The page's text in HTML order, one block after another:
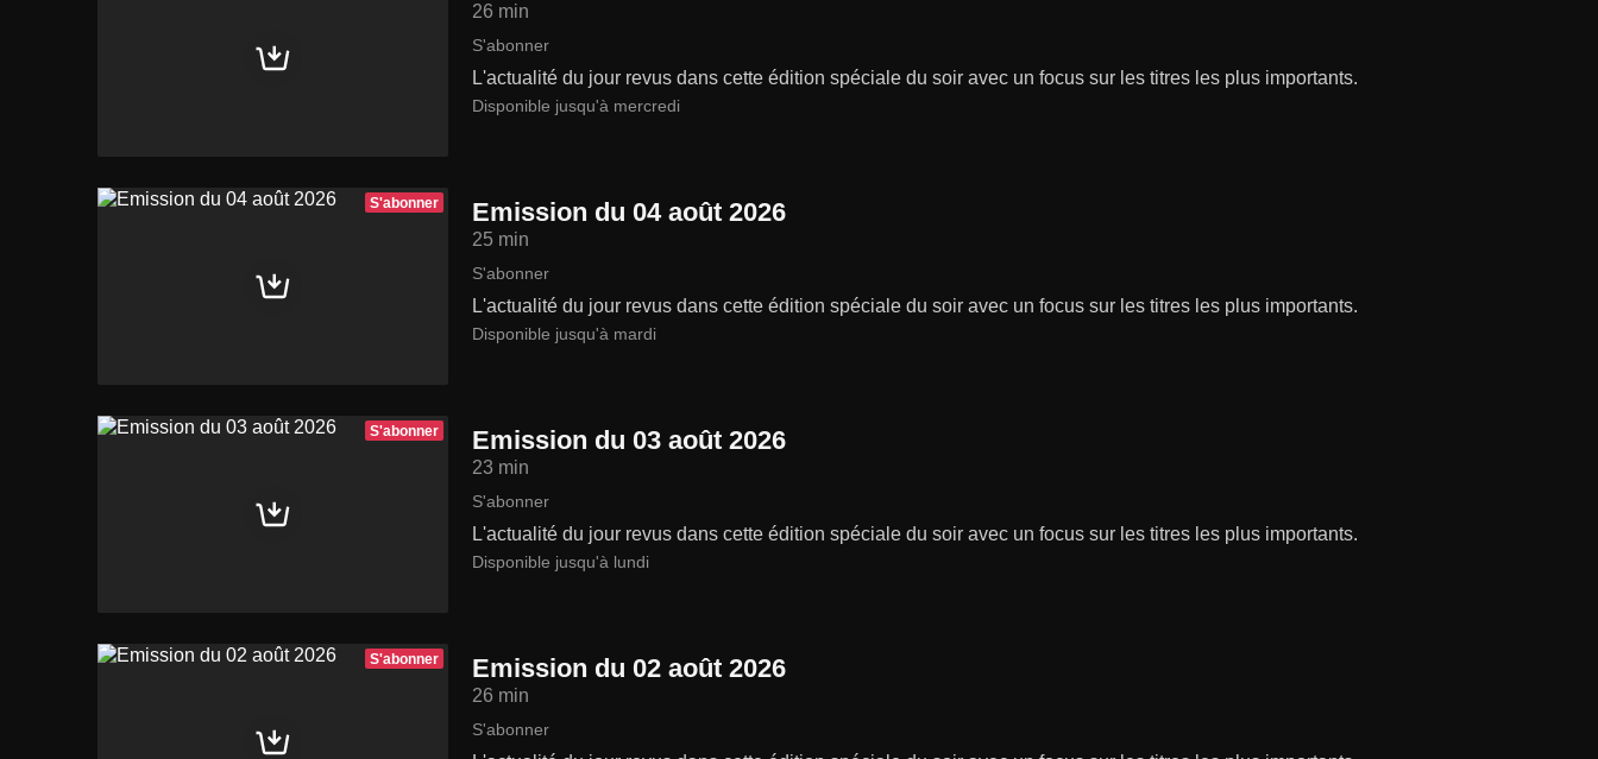
26 min
S'abonner
L'actualité du jour revus dans cette édition spéciale du soir avec un focus sur les titres les plus importants.
Disponible jusqu'à mercredi
S'abonner Emission du 04 août 2026
25 min
S'abonner
L'actualité du jour revus dans cette édition spéciale du soir avec un focus sur les titres les plus importants.
Disponible jusqu'à mardi
S'abonner Emission du 03 août 2026
23 min
S'abonner
L'actualité du jour revus dans cette édition spéciale du soir avec un focus sur les titres les plus importants.
Disponible jusqu'à lundi
S'abonner Emission du 02 août 2026
26 min
S'abonner